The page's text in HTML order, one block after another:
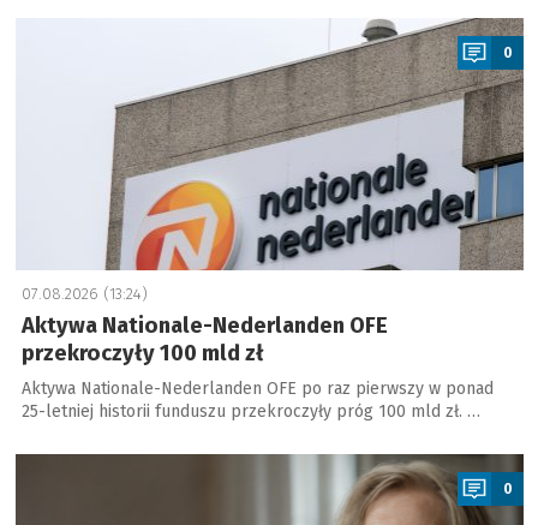
0
07.08.2026 (13:24)
Aktywa Nationale-Nederlanden OFE
przekroczyły 100 mld zł
Aktywa Nationale-Nederlanden OFE po raz pierwszy w ponad
25-letniej historii funduszu przekroczyły próg 100 mld zł. …
a
0